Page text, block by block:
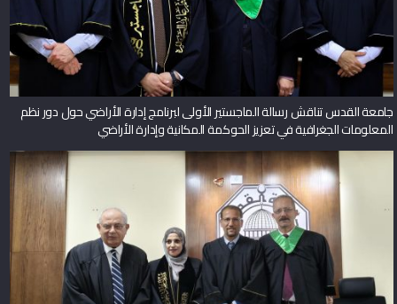
جامعة القدس تناقش رسالة الماجستير الأولى لبرنامج إدارة الأراضي حول دور نظم
المعلومات الجغرافية في تعزيز الحوكمة المكانية وإدارة الأراضي